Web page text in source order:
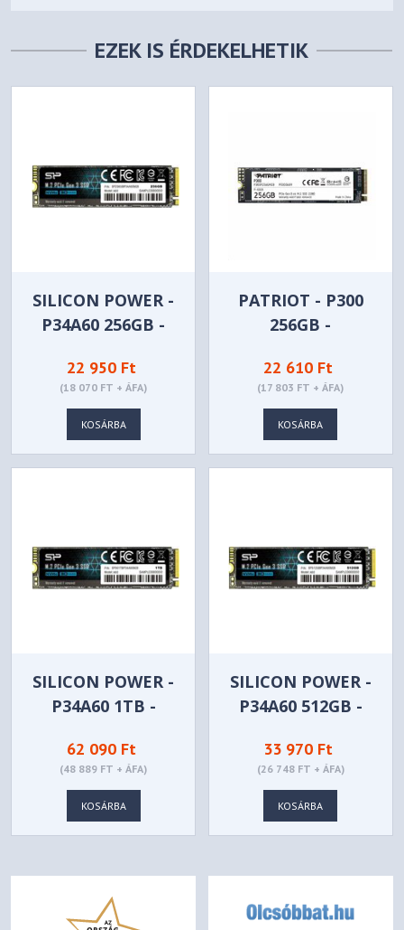
EZEK IS ÉRDEKELHETIK
SILICON POWER -
P34A60 256GB -
22 950 Ft
(18 070 FT + ÁFA)
KOSÁRBA
PATRIOT - P300
256GB -
22 610 Ft
(17 803 FT + ÁFA)
KOSÁRBA
SILICON POWER -
P34A60 1TB -
62 090 Ft
(48 889 FT + ÁFA)
KOSÁRBA
SILICON POWER -
P34A60 512GB -
33 970 Ft
(26 748 FT + ÁFA)
KOSÁRBA